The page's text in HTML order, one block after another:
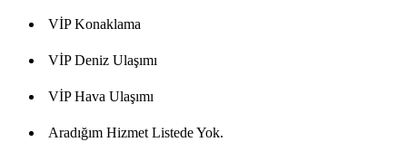
VİP Konaklama
VİP Deniz Ulaşımı
VİP Hava Ulaşımı
Aradığım Hizmet Listede Yok.